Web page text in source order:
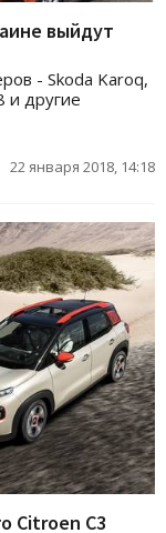
выйдут
- Skoda Karoq,
и другие
22 января 2018, 14:18
Citroen C3